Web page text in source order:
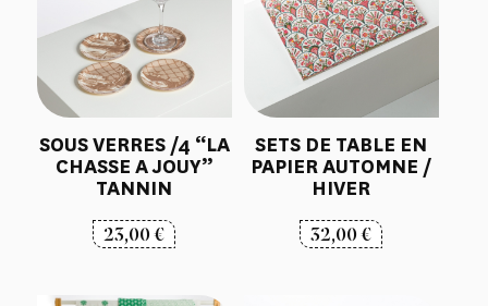
SOUS VERRES /4 “LA
CHASSE A JOUY”
TANNIN
23,00€
SETS DE TABLE EN
PAPIER AUTOMNE /
HIVER
32,00€